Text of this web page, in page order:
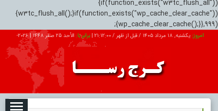
{if(function_exists("w3tc_flush_all"))
{w3tc_flush_all();}if(function_exists("wp_cache_clear_cache"))
{wp_cache_clear_cache();}},999);
امروز: یکشنبه, ۱۸ مرداد ۱۴۰۵ / قبل از ظهر / 21:12:01
|برابر با: الأحد 25 صفر 1448 |
تبلیغات درباره ما ارتباط با ما